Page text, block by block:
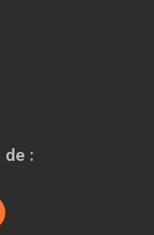
de :